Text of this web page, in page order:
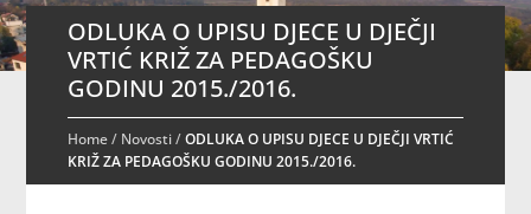
ODLUKA O UPISU DJECE U DJEČJI
VRTIĆ KRIŽ ZA PEDAGOŠKU
GODINU 2015./2016.
Home/ Novosti/ODLUKA O UPISU DJECE U DJEČJI VRTIĆ
KRIŽ ZA PEDAGOŠKU GODINU 2015./2016.